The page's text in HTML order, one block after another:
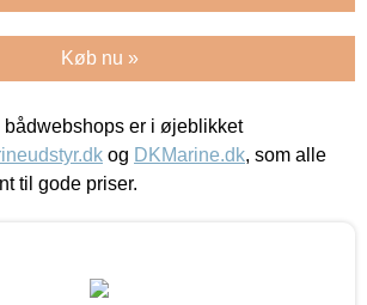
Køb nu »
er i øjeblikket
og DKMarine.dk, som alle
til gode priser.